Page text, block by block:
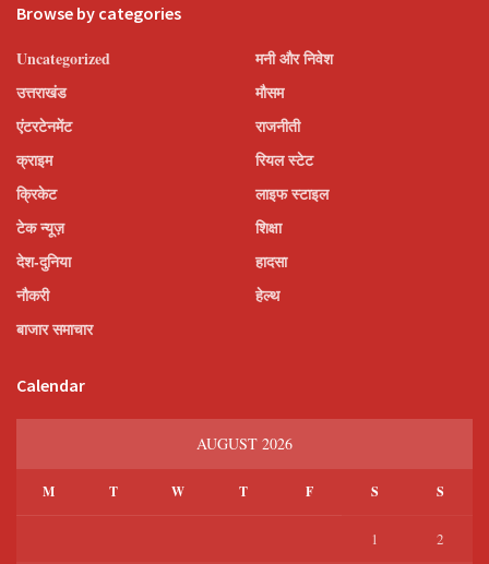
Browse by categories
Uncategorized
उत्तराखंड
एंटरटेनमेंट
क्राइम
क्रिकेट
टेक न्यूज़
देश-दुनिया
नौकरी
बाजार समाचार
मनी और निवेश
मौसम
राजनीती
रियल स्टेट
लाइफ स्टाइल
शिक्षा
हादसा
हेल्थ
Calendar
AUGUST 2026
M T W T F S S
1 2